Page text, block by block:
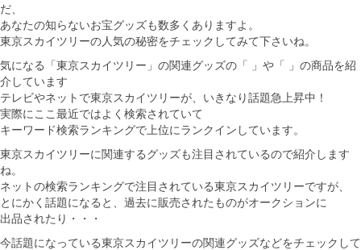
だ、
あなたの知らないお宝グッズも数多くありますよ。
東京スカイツリーの人気の秘密をチェックしてみて下さいね。
気になる「東京スカイツリー」の関連グッズの「 」や「 」の商品を紹
介しています
テレビやネットで東京スカイツリーが、いきなり話題急上昇中！
実際にここ最近ではよく検索されていて
キーワード検索ランキングで上位にランクインしています。
東京スカイツリーに関連するグッズも注目されているので紹介します
ね。
ネットの検索ランキングで注目されている東京スカイツリーですが、
とにかく話題になると、過去に販売されたものがオークションに
出品されたり・・・
今話題になっている東京スカイツリーの関連グッズなどをチェックして